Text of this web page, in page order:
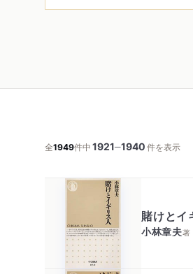
全1949件中1921─1940件を表示
賭けとイ
小林章夫著